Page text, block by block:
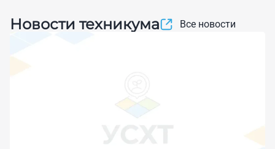
Новости техникума Все новости